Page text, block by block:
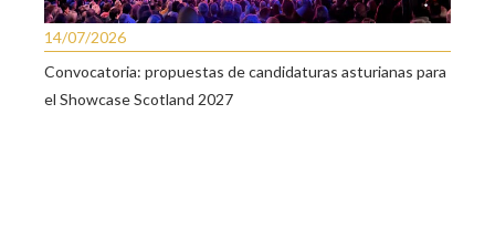
14/07/2026
Convocatoria: propuestas de candidaturas asturianas para
el Showcase Scotland 2027